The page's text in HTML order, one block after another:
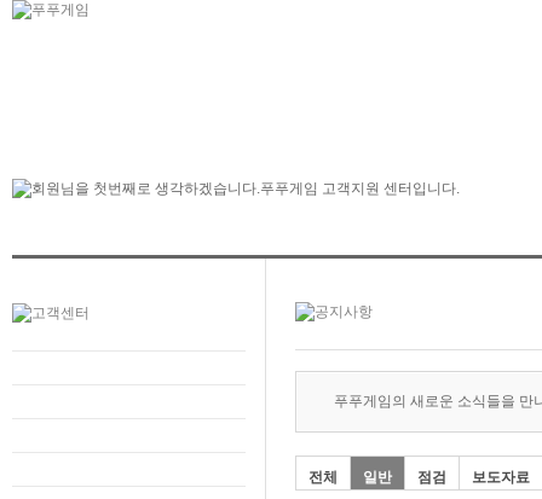
푸푸게임의 새로운 소식들을 만
전체 일반 점검 보도자료